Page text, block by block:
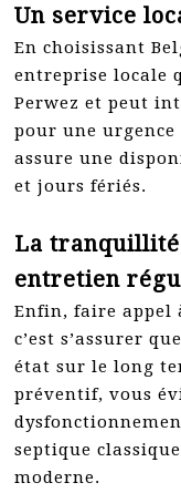
Un service
En choisissant
entreprise locale
Perwez et peut
pour une
assure une
et jours fériés.
La tranquillité
entretien
Enfin, faire appel
c’est s’assurer
état sur le long
préventif, vous
septique
moderne.